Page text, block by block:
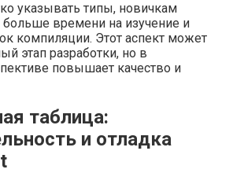
указывать типы, новичкам
больше времени на изучение и
компиляции. Этот аспект может
этап разработки, но в
повышает качество и
таблица:
и отладка